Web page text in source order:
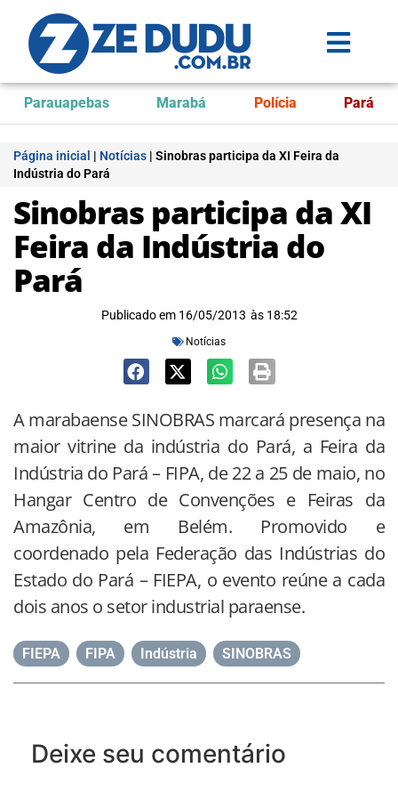
Parauapebas Marabá Polícia Pará
Página inicial | Notícias | Sinobras participa da XI Feira da
Indústria do Pará
Sinobras participa da XI
Feira da Indústria do
Pará
Publicado em 16/05/2013 às 18:52
Notícias
A marabaense SINOBRAS marcará presença na
maior vitrine da indústria do Pará, a Feira da
Indústria do Pará – FIPA, de 22 a 25 de maio, no
Hangar Centro de Convenções e Feiras da
Amazônia, em Belém. Promovido e
coordenado pela Federação das Indústrias do
Estado do Pará – FIEPA, o evento reúne a cada
dois anos o setor industrial paraense.
FIEPA FIPA Indústria SINOBRAS
Deixe seu comentário